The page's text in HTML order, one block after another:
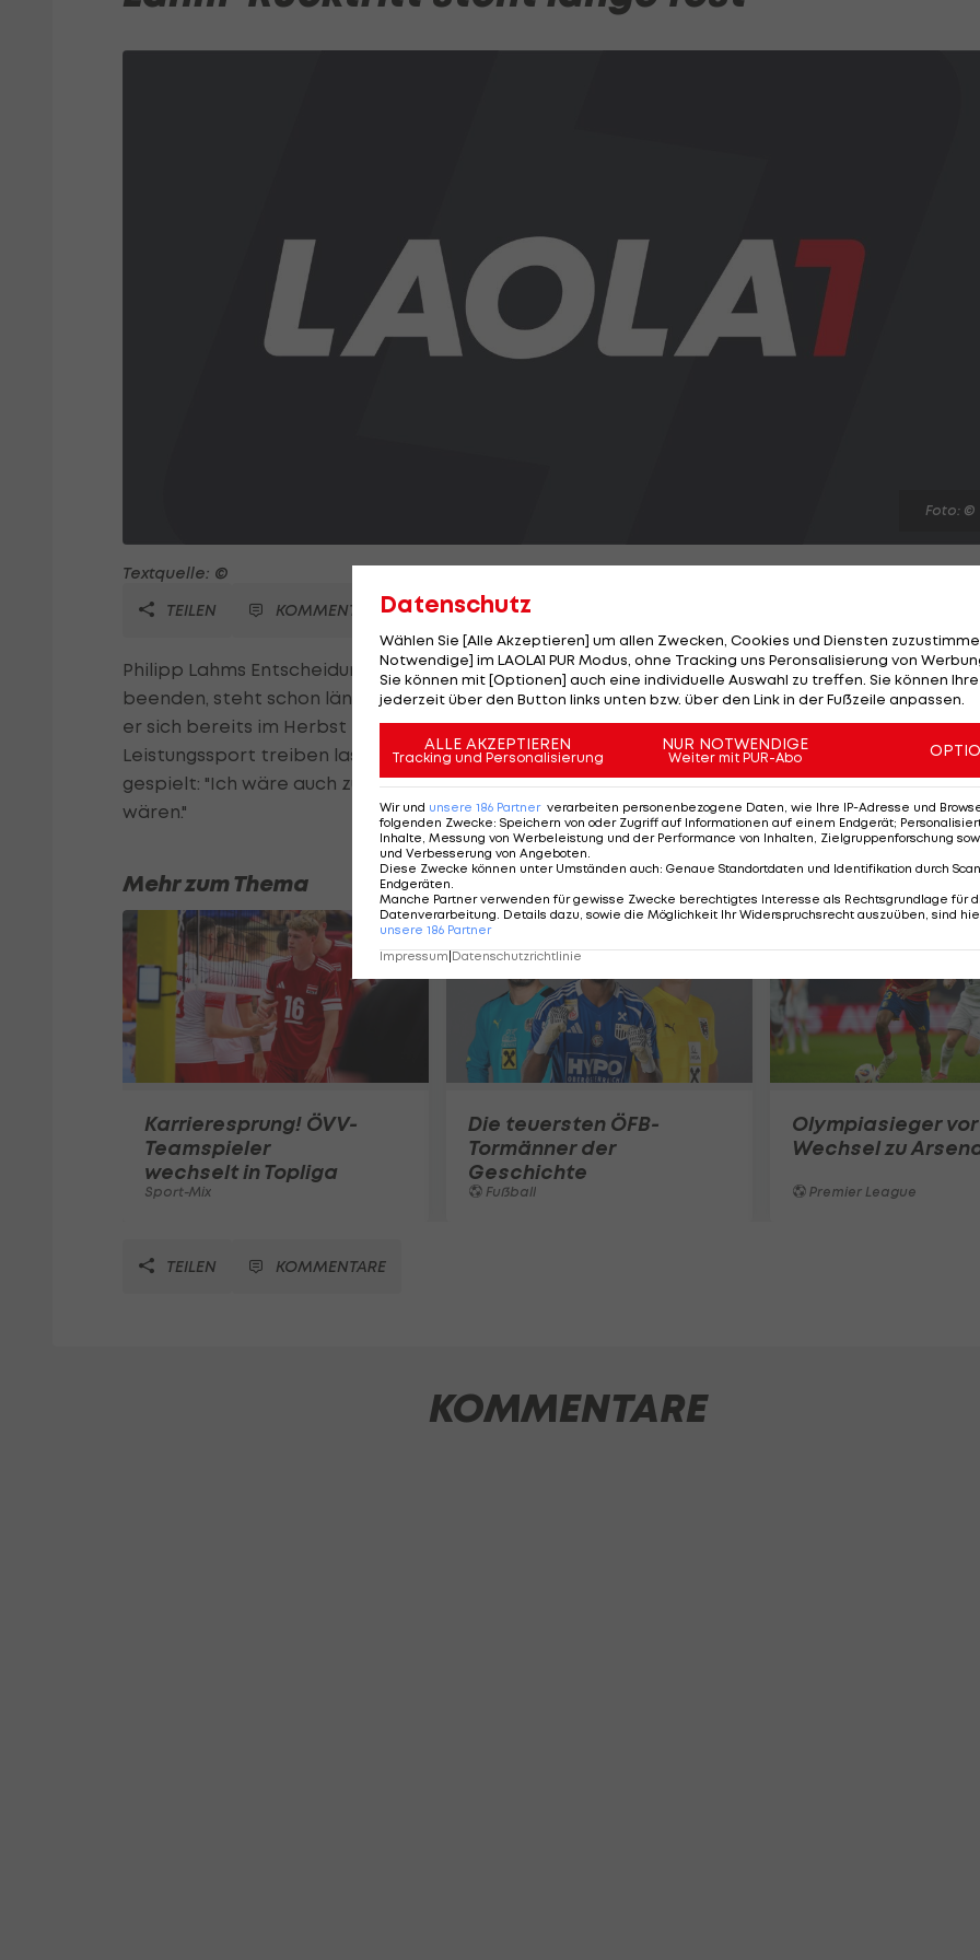
Foto: ©
Textquelle: ©
TEILEN
KOMMENTARE
Philipp Lahms Entscheidung, seine Nationalteam-Karriere nach der FIFA WM in Brasilien zu
beenden, steht schon länger fest. So verrät der 30-Jährige in einem Gastbeitrag der "Zeit", dass
er sich bereits im Herbst 2013 zu diesem Schritt entschlossen habe. Er wolle sich nicht "vom
Leistungssport treiben lassen". Der Weltmeistertitel hätte bei seiner Entscheidung keine Rolle
gespielt: "Ich wäre auch zurückgetreten, wenn wir ohne diesen Triumph nach Hause gefahren
wären."
Mehr zum Thema
Karrieresprung! ÖVV-
Teamspieler
wechselt in Topliga
Sport-Mix
Die teuersten ÖFB-
Tormänner der
Geschichte
Fußball
Olympiasieger vor
Wechsel zu
Premier League
TEILEN KOMMENTARE
KOMMENTARE
Datenschutz
Wählen Sie [Alle Akzeptieren] um allen Zwecken, Cookies und Diensten
Notwendige] im LAOLA1 PUR Modus, ohne Tracking uns Peronsalisierung von
Sie können mit [Optionen] auch eine individuelle Auswahl zu treffen. Sie können
jederzeit über den Button links unten bzw. über den Link in der Fußzeile anpassen.
ALLE AKZEPTIEREN
Tracking und Personalisierung
NUR NOTWENDIGE
Weiter mit PUR-Abo
Wir und unsere 186 Partner verarbeiten personenbezogene Daten, wie Ihre IP-Adresse und
folgenden Zwecke: Speichern von oder Zugriff auf Informationen auf einem Endgerät;
Inhalte, Messung von Werbeleistung und der Performance von Inhalten, Zielgruppenforschung
und Verbesserung von Angeboten
Diese Zwecke können unter Umständen auch: Genaue Standortdaten und Identifikation durch
Endgeräten
Manche Partner verwenden für gewisse Zwecke berechtigtes Interesse als Rechtsgrundlage für
Datenverarbeitung. Details dazu, sowie die Möglichkeit Ihr Widerspruchsrecht auszuüben, sind
unsere 186 Partner
Impressum|Datenschutzrichtlinie